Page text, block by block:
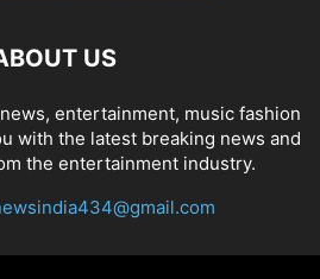
US
entertainment, music fashion
with the latest breaking news and
the entertainment industry.